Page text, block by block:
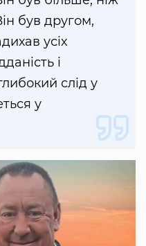
був другом,
усіх
і
слід у
у